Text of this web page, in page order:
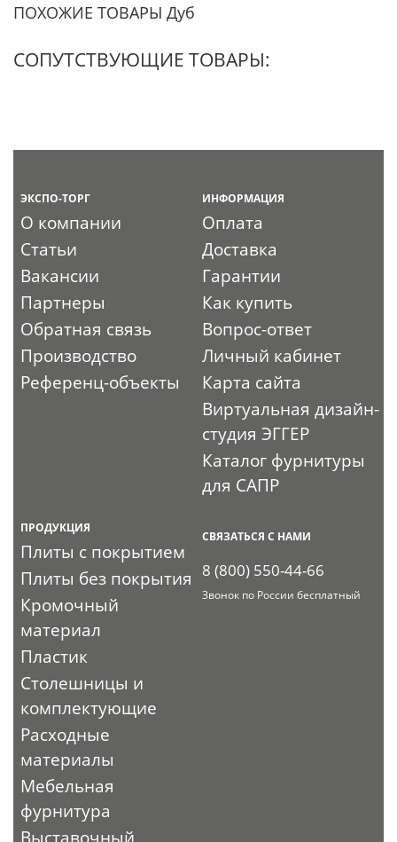
ПОХОЖИЕ ТОВАРЫ Дуб
СОПУТСТВУЮЩИЕ ТОВАРЫ:
ЭКСПО-ТОРГ
О компании
Статьи
Вакансии
Партнеры
Обратная связь
Производство
Референц-объекты
ИНФОРМАЦИЯ
Оплата
Доставка
Гарантии
Как купить
Вопрос-ответ
Личный кабинет
Карта сайта
Виртуальная дизайн-
студия ЭГГЕР
Каталог фурнитуры
для САПР
ПРОДУКЦИЯ
Плиты с покрытием
Плиты без покрытия
Кромочный
материал
Пластик
Столешницы и
комплектующие
Расходные
материалы
Мебельная
фурнитура
Выставочный
СВЯЗАТЬСЯ С НАМИ
8 (800) 550-44-66
Звонок по России бесплатный